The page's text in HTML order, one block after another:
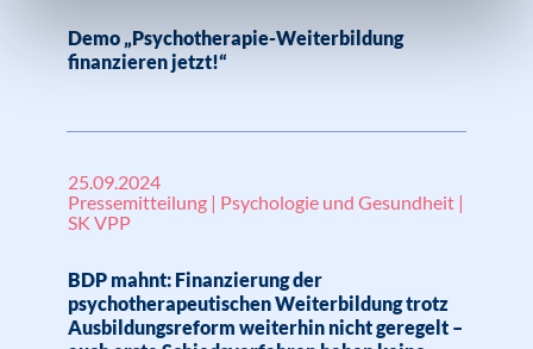
Demo „Psychotherapie-Weiterbildung
finanzieren jetzt!“
25.09.2024
Pressemitteilung | Psychologie und Gesundheit |
SK VPP
BDP mahnt: Finanzierung der
psychotherapeutischen Weiterbildung trotz
Ausbildungsreform weiterhin nicht geregelt –